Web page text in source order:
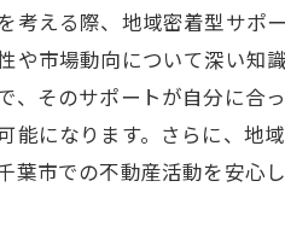
考える際、地域密着型サポ
や市場動向について深い知
、そのサポートが自分に合
能になります。さらに、地
葉市での不動産活動を安心